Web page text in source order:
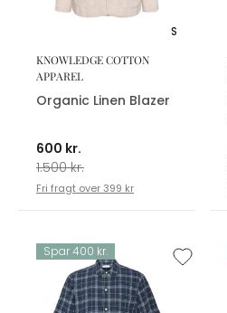
S
KNOWLEDGE COTTON
APPAREL
Organic Linen Blazer
600 kr.
1.500 kr.
Fri fragt over 399 kr
Spar 400 kr.